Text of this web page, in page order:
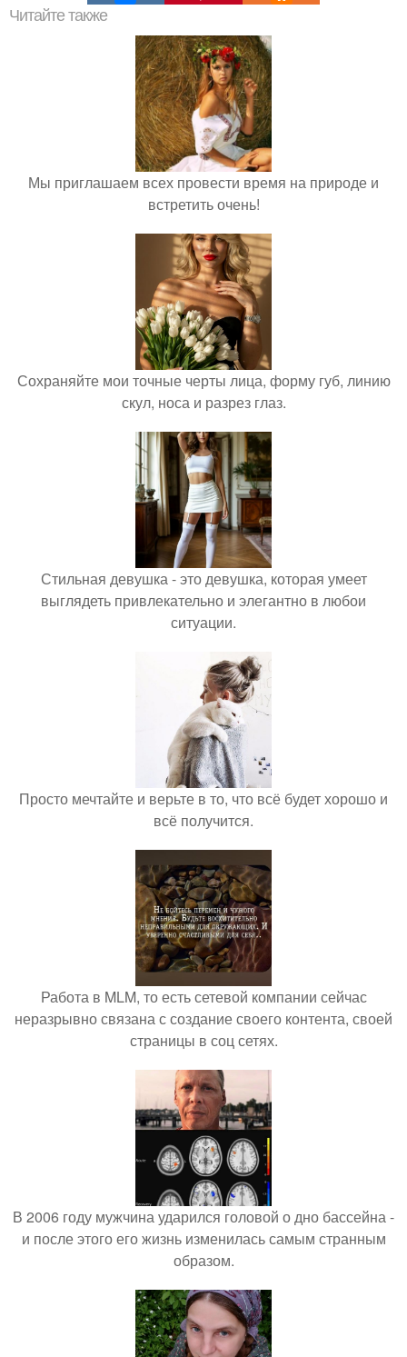
Читайте также
Мы приглашаем всех провести время на природе и
встретить очень!
Сохраняйте мои точные черты лица, форму губ, линию
скул, носа и разрез глаз.
Стильная девушка - это девушка, которая умеет
выглядеть привлекательно и элегантно в любои
ситуации.
Просто мечтайте и верьте в то, что всё будет хорошо и
всё получится.
Работа в MLM, то есть сетевой компании сейчас
неразрывно связана с создание своего контента, своей
страницы в соц сетях.
В 2006 году мужчина ударился головой о дно бассейна -
и после этого его жизнь изменилась самым странным
образом.